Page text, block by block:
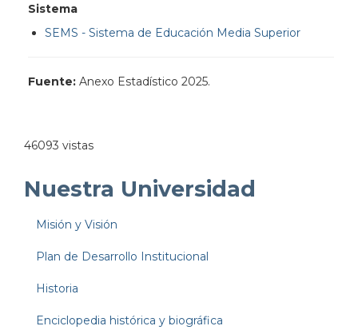
Sistema
SEMS - Sistema de Educación Media Superior
Fuente: Anexo Estadístico 2025.
46093 vistas
Nuestra Universidad
Misión y Visión
Plan de Desarrollo Institucional
Historia
Enciclopedia histórica y biográfica